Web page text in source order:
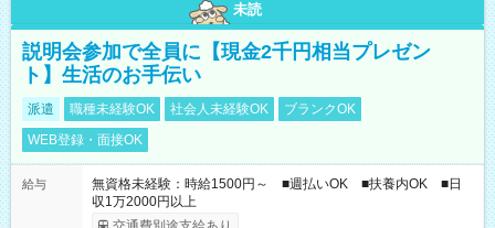
未読
説明会参加で全員に【現金2千円相当プレゼン
ト】生活のお手伝い
派遣 職種未経験OK 社会人未経験OK
ブランクOK
WEB登録・面接OK
給与
無資格未経験：時給1500円～ ■週払いOK ■扶養内OK ■日
収1万2000円以上